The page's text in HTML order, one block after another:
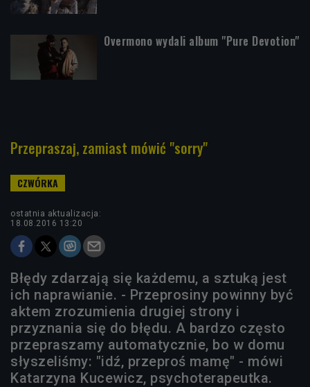
Overmono wydali album "Pure Devotion"
Przepraszaj, zamiast mówić "sorry"
ostatnia aktualizacja:
18.08.2016 13:20
Błędy zdarzają się każdemu, a sztuką jest
ich naprawianie. - Przeprosiny powinny być
aktem zrozumienia drugiej strony i
przyznania się do błędu. A bardzo często
przepraszamy automatycznie, bo w domu
słyszeliśmy: "idź, przeproś mamę" - mówi
Katarzyna Kucewicz, psychoterapeutka.